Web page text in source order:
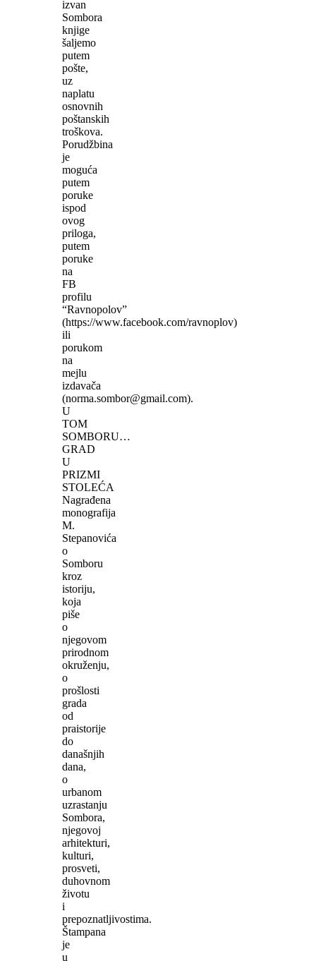
izvan
Sombora
knjige
šaljemo
putem
pošte,
uz
naplatu
osnovnih
poštanskih
troškova.
Porudžbina
je
moguća
putem
poruke
ispod
ovog
priloga,
putem
poruke
na
FB
profilu
“Ravnopolov”
(https://www.facebook.com/ravnoplov)
ili
porukom
na
mejlu
izdavača
(norma.sombor@gmail.com).
U
TOM
SOMBORU…
GRAD
U
PRIZMI
STOLEĆA
Nagrađena
monografija
M.
Stepanovića
o
Somboru
kroz
istoriju,
koja
piše
o
njegovom
prirodnom
okruženju,
o
prošlosti
grada
od
praistorije
do
današnjih
dana,
o
urbanom
uzrastanju
Sombora,
njegovoj
arhitekturi,
kulturi,
prosveti,
duhovnom
životu
i
prepoznatljivostima.
Štampana
je
u